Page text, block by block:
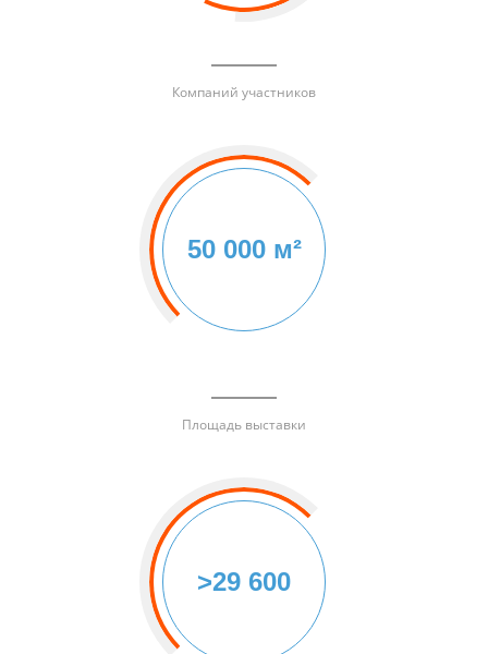
Компаний участников
50 000 м²
Площадь выставки
>29 600